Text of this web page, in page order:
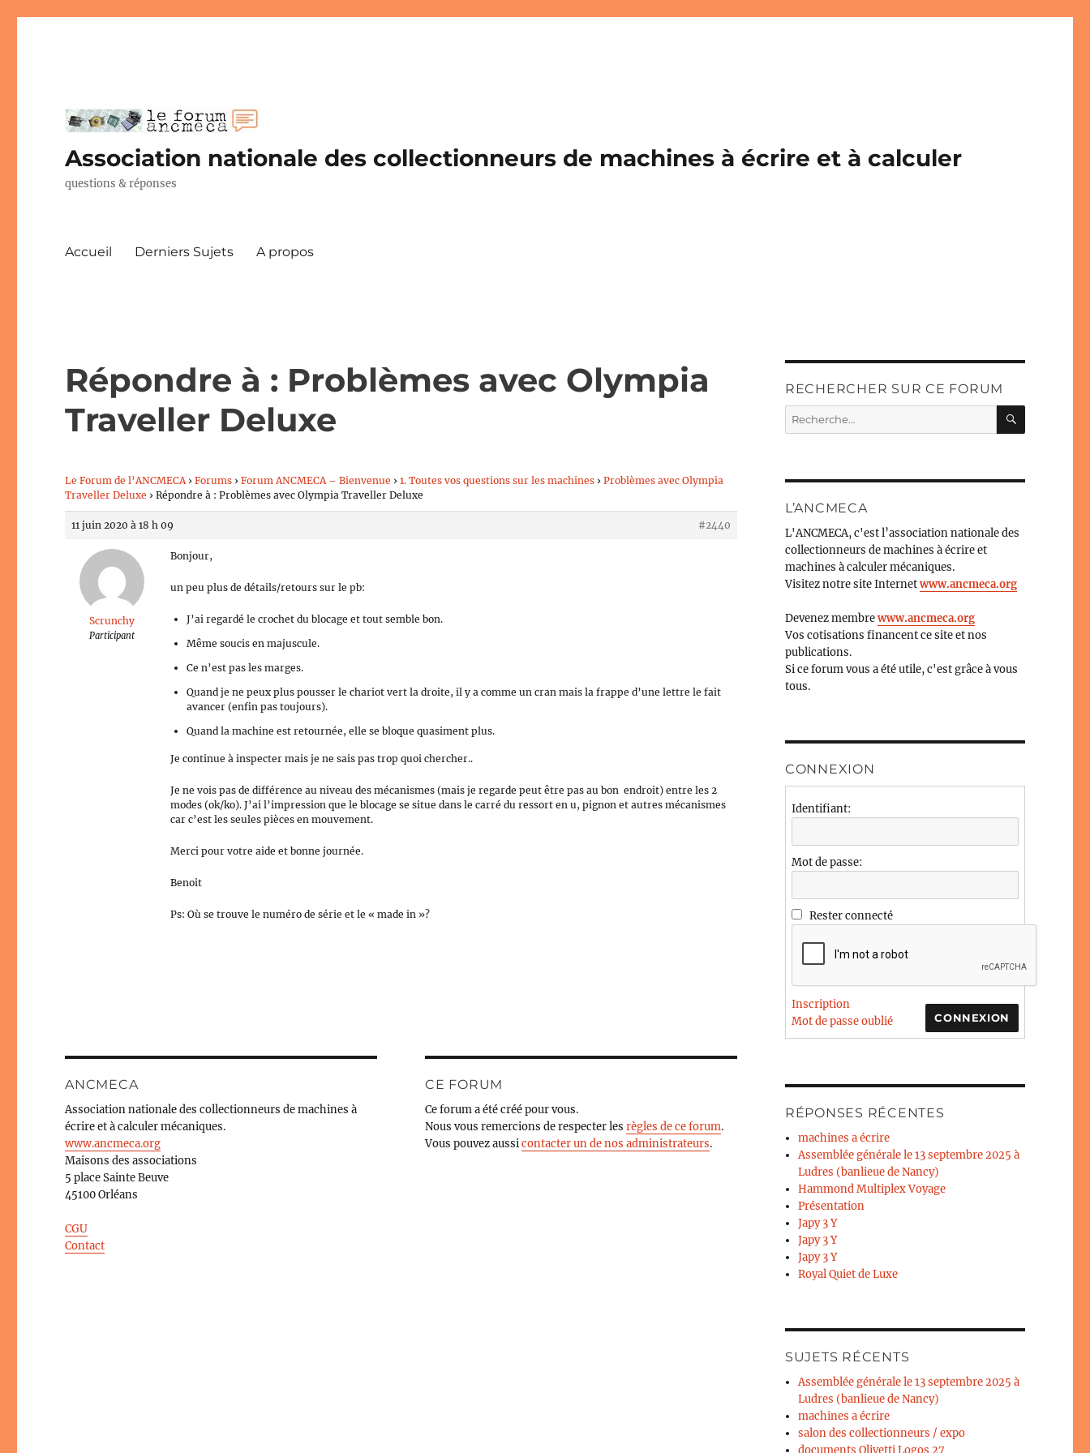
Association nationale des collectionneurs de machines à écrire et à calculer
questions & réponses
Accueil Derniers Sujets A propos
Répondre à : Problèmes avec Olympia
Traveller Deluxe
Le Forum de l’ANCMECA › Forums › Forum ANCMECA – Bienvenue › 1. Toutes vos questions sur les machines › Problèmes avec Olympia
Traveller Deluxe › Répondre à : Problèmes avec Olympia Traveller Deluxe
11 juin 2020 à 18 h 09 #2440
Scrunchy
Participant
Bonjour,
un peu plus de détails/retours sur le pb:
J’ai regardé le crochet du blocage et tout semble bon.
Même soucis en majuscule.
Ce n’est pas les marges.
Quand je ne peux plus pousser le chariot vert la droite, il y a comme un cran mais la frappe d’une lettre le fait
avancer (enfin pas toujours).
Quand la machine est retournée, elle se bloque quasiment plus.
Je continue à inspecter mais je ne sais pas trop quoi chercher..
Je ne vois pas de différence au niveau des mécanismes (mais je regarde peut être pas au bon endroit) entre les 2
modes (ok/ko). J’ai l’impression que le blocage se situe dans le carré du ressort en u, pignon et autres mécanismes
car c’est les seules pièces en mouvement.
Merci pour votre aide et bonne journée.
Benoit
Ps: Où se trouve le numéro de série et le « made in »?
ANCMECA
Association nationale des collectionneurs de machines à
écrire et à calculer mécaniques.
www.ancmeca.org
Maisons des associations
5 place Sainte Beuve
45100 Orléans
CGU
Contact
CE FORUM
Ce forum a été créé pour vous.
Nous vous remercions de respecter lesrègles de ce forum.
Vous pouvez aussicontacter un de nos administrateurs.
RECHERCHER SUR CE FORUM
Recherche
pour :
L’ANCMECA
L'ANCMECA, c'est l’association nationale des
collectionneurs de machines à écrire et
machines à calculer mécaniques.
Visitez notre site Internetwww.ancmeca.org
Devenez membrewww.ancmeca.org
Vos cotisations financent ce site et nos
publications.
Si ce forum vous a été utile, c'est grâce à vous
tous.
CONNEXION
Identifiant:
Mot de passe:
Rester connecté
CONNEXION
Inscription
Mot de passe oublié
RÉPONSES RÉCENTES
machines a écrire
Assemblée générale le 13 septembre 2025 à
Ludres (banlieue de Nancy)
Hammond Multiplex Voyage
Présentation
Japy 3 Y
Japy 3 Y
Japy 3 Y
Royal Quiet de Luxe
SUJETS RÉCENTS
Assemblée générale le 13 septembre 2025 à
Ludres (banlieue de Nancy)
machines a écrire
salon des collectionneurs / expo
documents Olivetti Logos 27